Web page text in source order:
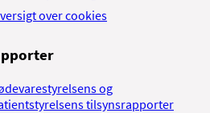
over cookies
og
tilsynsrapporter